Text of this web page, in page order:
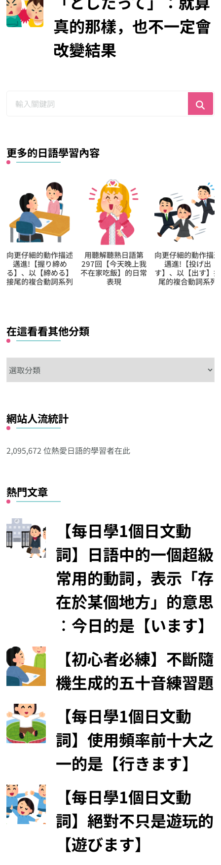
真的那樣，也不一定會
改變結果
更多的日語學習內容
用聽解聽熟日語第
297回【今天晚上我
不在家吃飯】的日常
表現
向更仔細的動作描述
邁進!【投げ出
す】、以【出す】接
尾的複合動詞系列
向更仔細的動作描述
邁進!【さまよい込
む】、以【込む】接
尾的複合動詞系列
在這看看其他分類
這
其
他
類
網站人流統計
2,095,672 位熱愛日語的學習者在此
熱門文章
【每日學1個日文動
詞】日語中的一個超級
常用的動詞，表示「存
在於某個地方」的意思
︰今日的是【います】
【初心者必練】不斷隨
機生成的五十音練習題
【每日學1個日文動
詞】使用頻率前十大之
一的是【行きます】
【每日學1個日文動
詞】絕對不只是遊玩的
【遊びます】